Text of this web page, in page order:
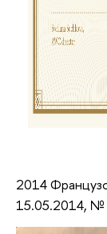
2014
15.05.2014,